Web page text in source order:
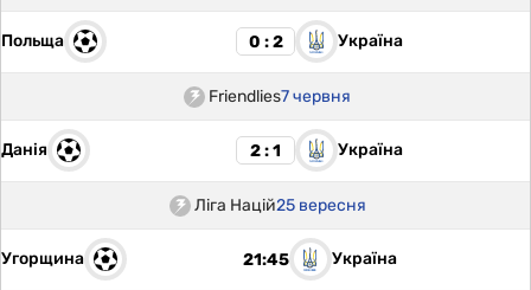
Польща 0 : 2 Україна
Friendlies7 червня
Данія 2 : 1 Україна
Ліга Націй25 вересня
Угорщина 21:45 Україна